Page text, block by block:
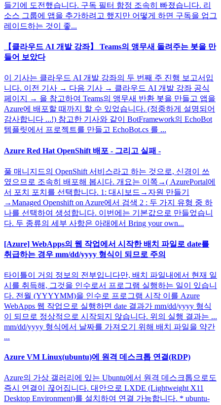
들기에 도전했습니다. 구독 필터 함정 조속히 빠졌습니다. 리
소스 그룹에 앱을 추가하려고 했지만 어떻게 하면 구독을 업그
레이드하는 것이 좋...
【클라우드 AI 개발 강좌】 Teams의 앵무새 돌려주는 봇을 만
들어 보았다
이 기사는 클라우드 AI 개발 강좌의 두 번째 주 진행 보고서입
니다. 이전 기사 → 다음 기사 → 클라우드 AI 개발 강좌 공식
페이지 → 을 참고하여 Teams의 앵무새 반환 봇을 만들고 앱을
Azure에 배포할 때까지 할 수 있었습니다. (정중하게 설명되어
감사합니다 ...!) 참고한 기사와 같이 BotFramework의 EchoBot
템플릿에서 프로젝트를 만들고 EchoBot.cs 를 ...
Azure Red Hat OpenShift 배포 - 그리고 실패 -
풀 매니지드의 OpenShift 서비스라고 하는 것으로, 신경이 쓰
였으므로 조속히 배포해 봅시다. 개요는 이쪽→( AzurePortal에
서 포치 포치를 선택합니다. 1: 대시보드→자원 만들기
→Managed Openshift on Azure에서 검색 2 : 두 가지 유형 중 하
나를 선택하여 생성합니다. 이번에는 기본값으로 만들었습니
다. 두 종류의 세부 사항은 아래에서 Bring your own...
[Azure] WebApps의 웹 작업에서 시작한 배치 파일로 date를
취급하는 경우 mm/dd/yyyy 형식이 되므로 주의
타이틀이 거의 정보의 전부입니다만, 배치 파일내에서 현재 일
시를 취득해, 그것을 인수로서 프로그램 실행하는 일이 있습니
다. 전월 (YYYYMM)을 인수로 프로그램 시작 이를 Azure
WebApps 웹 작업으로 실행하면 date 결과가 mm/dd/yyyy 형식
이 되므로 정상적으로 시작되지 않습니다. 위의 실행 결과는 ...
mm/dd/yyyy 형식에서 날짜를 가져오기 위해 배치 파일을 약간
...
Azure VM Linux(ubuntu)에 원격 데스크톱 연결(RDP)
Azure의 가상 갤러리에 있는 Ubuntu에서 원격 데스크톱으로도
즉시 연결이 끊어집니다. 대안으로 LXDE (Lightweight X11
Desktop Environment)를 설치하여 연결 가능합니다. * ubuntu-